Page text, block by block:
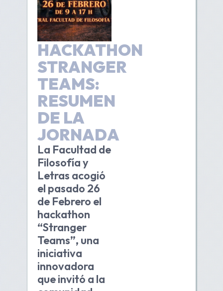
HACKATHON
STRANGER
TEAMS:
RESUMEN
DE LA
JORNADA
La Facultad de
Filosofía y
Letras acogió
el pasado 26
de Febrero el
hackathon
“Stranger
Teams”, una
iniciativa
innovadora
que invitó a la